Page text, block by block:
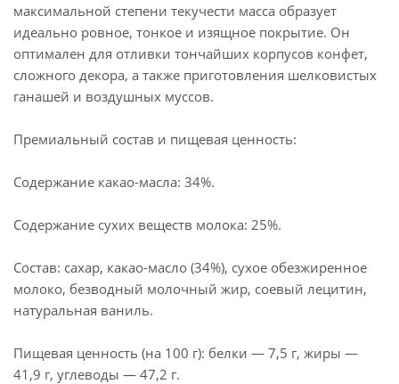
максимальной степени текучести масса образует
идеально ровное, тонкое и изящное покрытие. Он
оптимален для отливки тончайших корпусов конфет,
сложного декора, а также приготовления шелковистых
ганашей и воздушных муссов.
Премиальный состав и пищевая ценность:
Содержание какао-масла: 34%.
Содержание сухих веществ молока: 25%.
Состав: сахар, какао-масло (34%), сухое обезжиренное
молоко, безводный молочный жир, соевый лецитин,
натуральная ваниль.
Пищевая ценность (на 100 г): белки — 7,5 г, жиры —
41,9 г, углеводы — 47,2 г.